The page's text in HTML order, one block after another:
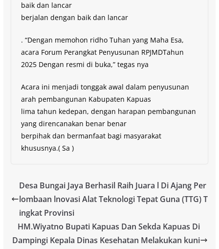
baik dan lancar
berjalan dengan baik dan lancar
. “Dengan memohon ridho Tuhan yang Maha Esa,
acara Forum Perangkat Penyusunan RPJMDTahun
2025 Dengan resmi di buka,” tegas nya
Acara ini menjadi tonggak awal dalam penyusunan
arah pembangunan Kabupaten Kapuas
lima tahun kedepan, dengan harapan pembangunan
yang direncanakan benar benar
berpihak dan bermanfaat bagi masyarakat
khususnya.( Sa )
Desa Bungai Jaya Berhasil Raih Juara l Di Ajang Per
lombaan lnovasi Alat Teknologi Tepat Guna (TTG) T
ingkat Provinsi
HM.Wiyatno Bupati Kapuas Dan Sekda Kapuas Di
Dampingi Kepala Dinas Kesehatan Melakukan kuni